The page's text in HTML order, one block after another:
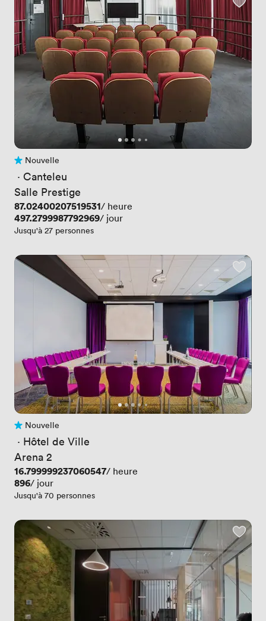
Pas encore d'avis
Nouvelle
· Canteleu
Salle Prestige
Prix
87.02400207519531/ heure
Prix
497.2799987792969/ jour
Jusqu'à 27 personnes
Pas encore d'avis
Nouvelle
· Hôtel de Ville
Arena 2
Prix
16.799999237060547/ heure
Prix
896/ jour
Jusqu'à 70 personnes